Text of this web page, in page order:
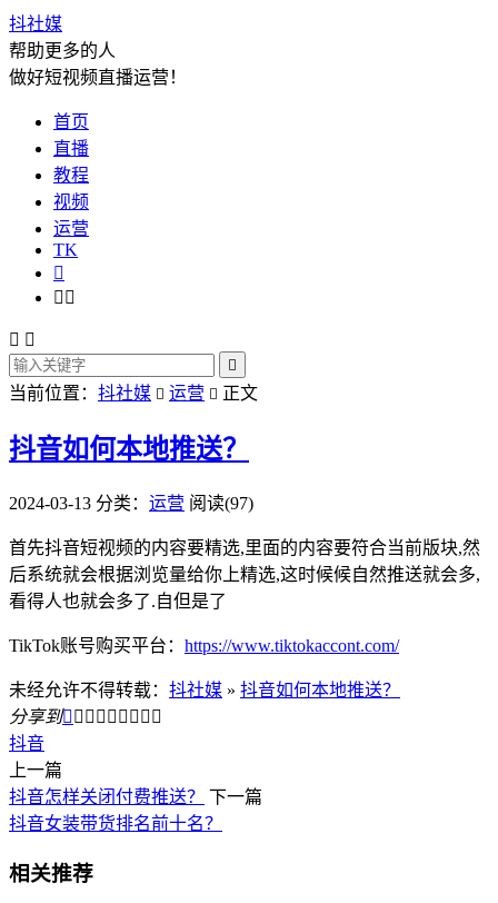
抖社媒
帮助更多的人
做好短视频直播运营！
首页
直播
教程
视频
运营
TK

 
 

当前位置： 抖社媒  运营  正文
抖音如何本地推送？
2024-03-13 分类： 运营 阅读(97)
首先抖音短视频的内容要精选,里面的内容要符合当前版块,然
后系统就会根据浏览量给你上精选,这时候候自然推送就会多,
看得人也就会多了.自但是了
TikTok账号购买平台： https://www.tiktokaccont.com/
未经允许不得转载： 抖社媒 » 抖音如何本地推送？
分享到        
抖音
上一篇
抖音怎样关闭付费推送？
下一篇
抖音女装带货排名前十名？
相关推荐